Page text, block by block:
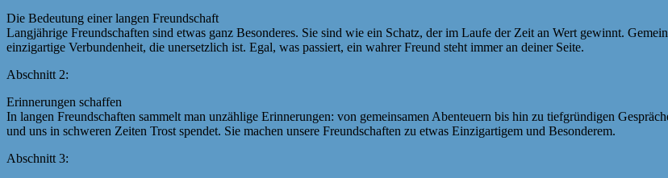
Die Bedeutung einer langen Freundschaft
Langjährige Freundschaften sind etwas ganz Besonderes. Sie sind wie ein Schatz, der im Laufe der Zeit an Wert gewinnt.
einzigartige Verbundenheit, die unersetzlich ist. Egal, was passiert, ein wahrer Freund steht immer an deiner Seite.
Abschnitt 2:
Erinnerungen schaffen
In langen Freundschaften sammelt man unzählige Erinnerungen: von gemeinsamen Abenteuern bis hin zu tiefgründigen
und uns in schweren Zeiten Trost spendet. Sie machen unsere Freundschaften zu etwas Einzigartigem und Besonderem.
Abschnitt 3: